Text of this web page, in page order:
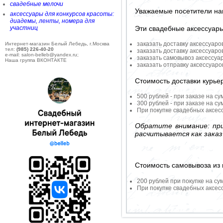
свадебные мелочи
аксессуары для конкурсов красоты:
диадемы, ленты, номера для
участниц
Интернет-магазин Белый Лебедь, г.Москва
тел: (985) 226-40-20
e-mail: salon-belleb@yandex.ru;
Наша группа ВКОНТАКТЕ
Уважаемые посетители
Эти свадебные
заказать доставку
заказать доставку
заказать самовывоз
заказать отправку
Стоимость доставки
500 рублей - при заказе на
300 рублей - при заказе на
При покупке свадебных
Обратите внимание:
расчитывается как
Стоимость самовывоза из
200 рублей при покупке на
При покупке свадебных